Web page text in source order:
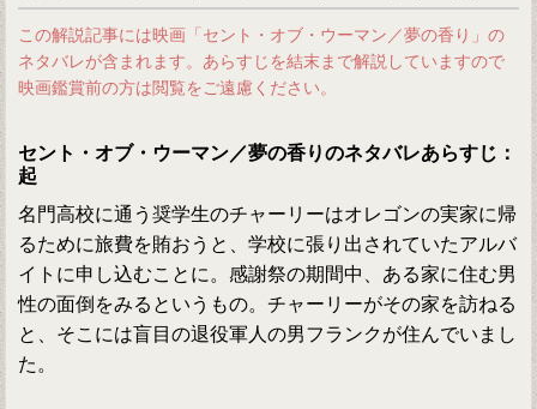
この解説記事には映画「セント・オブ・ウーマン／夢の香り」の
ネタバレが含まれます。あらすじを結末まで解説していますので
映画鑑賞前の方は閲覧をご遠慮ください。
セント・オブ・ウーマン／夢の香りのネタバレあらすじ：
起
名門高校に通う奨学生のチャーリーはオレゴンの実家に帰
るために旅費を賄おうと、学校に張り出されていたアルバ
イトに申し込むことに。感謝祭の期間中、ある家に住む男
性の面倒をみるというもの。チャーリーがその家を訪ねる
と、そこには盲目の退役軍人の男フランクが住んでいまし
た。